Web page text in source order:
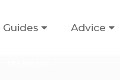
Guides Advice